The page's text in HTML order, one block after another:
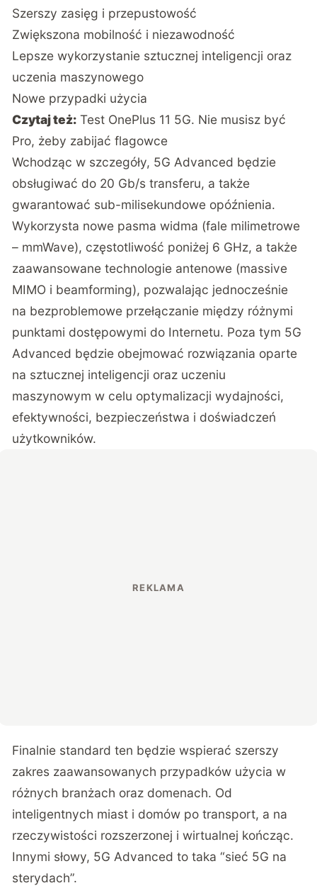
Szerszy zasięg i przepustowość
Zwiększona mobilność i niezawodność
Lepsze wykorzystanie sztucznej inteligencji oraz
uczenia maszynowego
Nowe przypadki użycia
Czytaj też: Test OnePlus 11 5G. Nie musisz być
Pro, żeby zabijać flagowce
Wchodząc w szczegóły, 5G Advanced będzie
obsługiwać do 20 Gb/s transferu, a także
gwarantować sub-milisekundowe opóźnienia.
Wykorzysta nowe pasma widma (fale milimetrowe
– mmWave), częstotliwość poniżej 6 GHz, a także
zaawansowane technologie antenowe (massive
MIMO i beamforming), pozwalając jednocześnie
na bezproblemowe przełączanie między różnymi
punktami dostępowymi do Internetu. Poza tym 5G
Advanced będzie obejmować rozwiązania oparte
na sztucznej inteligencji oraz uczeniu
maszynowym w celu optymalizacji wydajności,
efektywności, bezpieczeństwa i doświadczeń
użytkowników.
Finalnie standard ten będzie wspierać szerszy
zakres zaawansowanych przypadków użycia w
różnych branżach oraz domenach. Od
inteligentnych miast i domów po transport, a na
rzeczywistości rozszerzonej i wirtualnej kończąc.
Innymi słowy, 5G Advanced to taka “sieć 5G na
sterydach”.